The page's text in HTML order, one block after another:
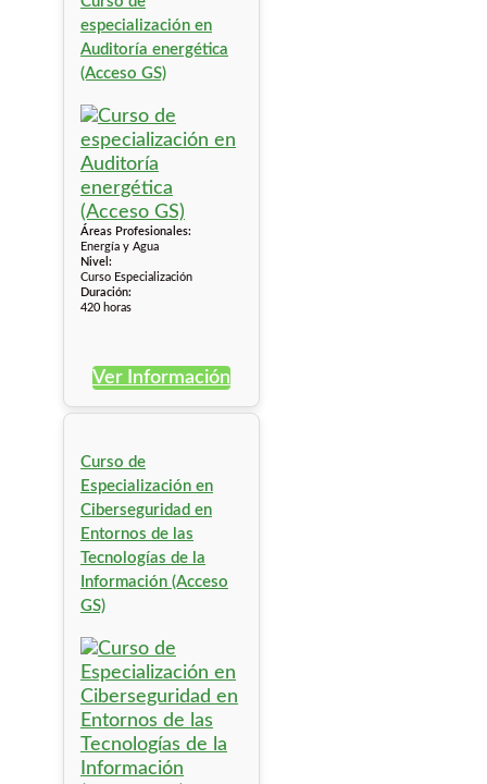
especialización en
Auditoría energética
(Acceso GS)
Áreas Profesionales:
Energía y Agua
Nivel:
Curso Especialización
Duración:
420 horas
Ver Información
Curso de
Especialización en
Ciberseguridad en
Entornos de las
Tecnologías de la
Información (Acceso
GS)